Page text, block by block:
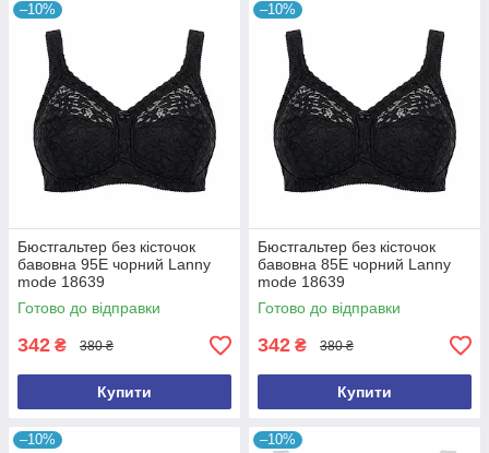
–10%
Бюстгальтер без кісточок
бавовна 95E чорний Lanny
mode 18639
Готово до відправки
342 ₴ 380 ₴
Купити
–10%
Бюстгальтер без кісточок
бавовна 85E чорний Lanny
mode 18639
Готово до відправки
342 ₴ 380 ₴
Купити
–10% –10%